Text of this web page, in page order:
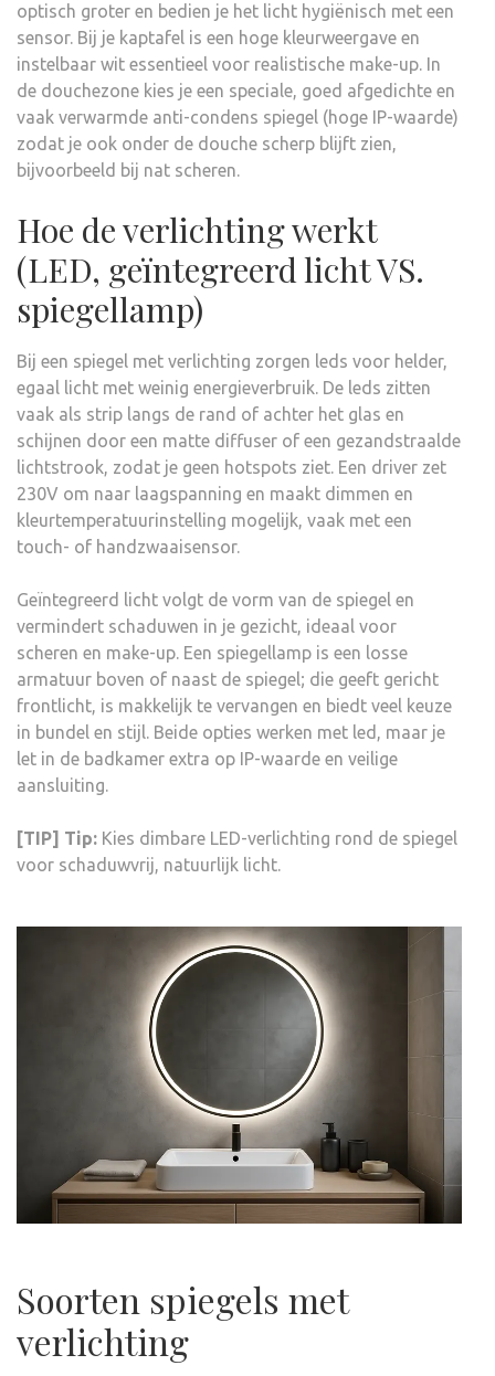
optisch groter en bedien je het licht hygiënisch met een
sensor. Bij je kaptafel is een hoge kleurweergave en
instelbaar wit essentieel voor realistische make-up. In
de douchezone kies je een speciale, goed afgedichte en
vaak verwarmde anti-condens spiegel (hoge IP-waarde)
zodat je ook onder de douche scherp blijft zien,
bijvoorbeeld bij nat scheren.
Hoe de verlichting werkt
(LED, geïntegreerd licht VS.
spiegellamp)
Bij een spiegel met verlichting zorgen leds voor helder,
egaal licht met weinig energieverbruik. De leds zitten
vaak als strip langs de rand of achter het glas en
schijnen door een matte diffuser of een gezandstraalde
lichtstrook, zodat je geen hotspots ziet. Een driver zet
230V om naar laagspanning en maakt dimmen en
kleurtemperatuurinstelling mogelijk, vaak met een
touch- of handzwaaisensor.
Geïntegreerd licht volgt de vorm van de spiegel en
vermindert schaduwen in je gezicht, ideaal voor
scheren en make-up. Een spiegellamp is een losse
armatuur boven of naast de spiegel; die geeft gericht
frontlicht, is makkelijk te vervangen en biedt veel keuze
in bundel en stijl. Beide opties werken met led, maar je
let in de badkamer extra op IP-waarde en veilige
aansluiting.
[TIP] Tip: Kies dimbare LED-verlichting rond de spiegel
voor schaduwvrij, natuurlijk licht.
Soorten spiegels met
verlichting